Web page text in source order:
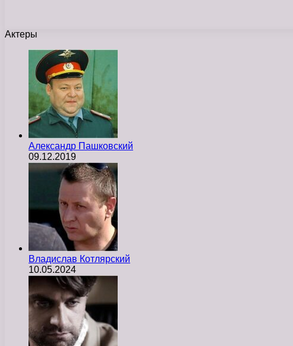
Актеры
Александр Пашковский
09.12.2019
Владислав Котлярский
10.05.2024